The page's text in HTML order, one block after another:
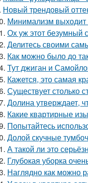
Новый трендовый
Минимализм выходит
Ох уж этот безумный
Делитесь своими
Как можно было до
Тут джиган и
Кажется, это самая
Существует столько
Долина утверждает,
Какие квартирные
Попытайтесь
Долой скучные
А такой ли это
Глубокая уборка
Наглядно как можно